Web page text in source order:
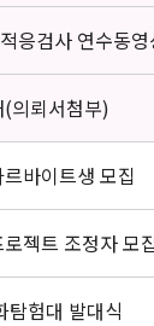
응검사 연수동
의뢰서첨부)
바이트생 모집
젝트 조정자 모
탐험대 발대식